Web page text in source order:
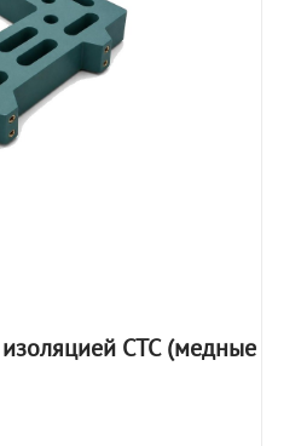
СТС (медные